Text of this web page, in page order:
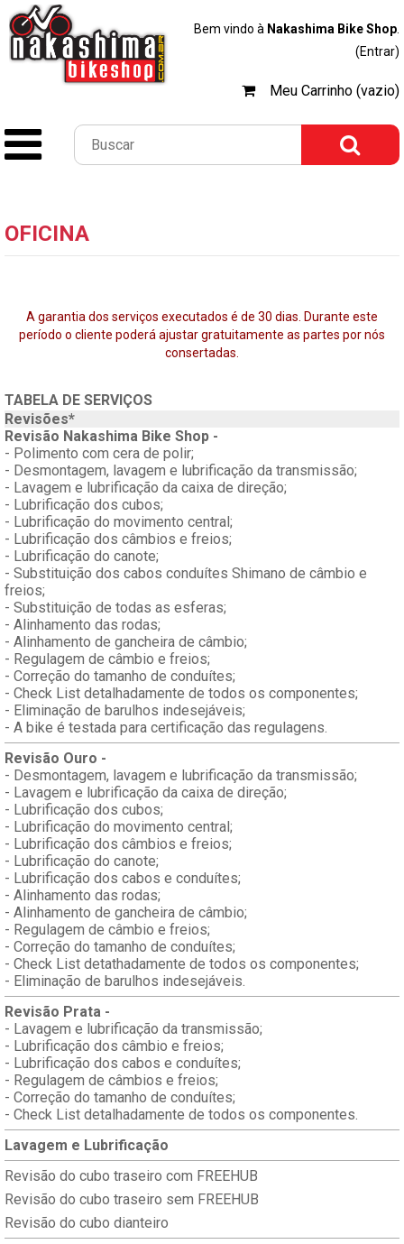
Bem vindo à Nakashima Bike Shop.
(Entrar)
Meu Carrinho (vazio)
OFICINA
A garantia dos serviços executados é de 30 dias. Durante este
período o cliente poderá ajustar gratuitamente as partes por nós
consertadas.
TABELA DE SERVIÇOS
Revisões*
Revisão Nakashima Bike Shop -
- Polimento com cera de polir;
- Desmontagem, lavagem e lubrificação da transmissão;
- Lavagem e lubrificação da caixa de direção;
- Lubrificação dos cubos;
- Lubrificação do movimento central;
- Lubrificação dos câmbios e freios;
- Lubrificação do canote;
- Substituição dos cabos conduítes Shimano de câmbio e
freios;
- Substituição de todas as esferas;
- Alinhamento das rodas;
- Alinhamento de gancheira de câmbio;
- Regulagem de câmbio e freios;
- Correção do tamanho de conduítes;
- Check List detalhadamente de todos os componentes;
- Eliminação de barulhos indesejáveis;
- A bike é testada para certificação das regulagens.
Revisão Ouro -
- Desmontagem, lavagem e lubrificação da transmissão;
- Lavagem e lubrificação da caixa de direção;
- Lubrificação dos cubos;
- Lubrificação do movimento central;
- Lubrificação dos câmbios e freios;
- Lubrificação do canote;
- Lubrificação dos cabos e conduítes;
- Alinhamento das rodas;
- Alinhamento de gancheira de câmbio;
- Regulagem de câmbio e freios;
- Correção do tamanho de conduítes;
- Check List detathadamente de todos os componentes;
- Eliminação de barulhos indesejáveis.
Revisão Prata -
- Lavagem e lubrificação da transmissão;
- Lubrificação dos câmbio e freios;
- Lubrificação dos cabos e conduítes;
- Regulagem de câmbios e freios;
- Correção do tamanho de conduítes;
- Check List detalhadamente de todos os componentes.
Lavagem e Lubrificação
Revisão do cubo traseiro com FREEHUB
Revisão do cubo traseiro sem FREEHUB
Revisão do cubo dianteiro